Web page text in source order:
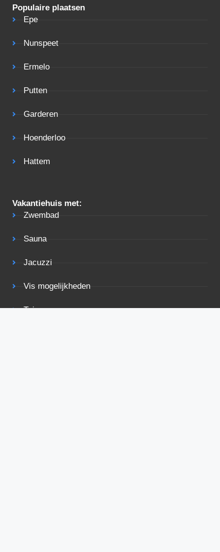
Populaire plaatsen
Epe
Nunspeet
Ermelo
Putten
Garderen
Hoenderloo
Hattem
Vakantiehuis met:
Zwembad
Sauna
Jacuzzi
Vis mogelijkheden
Tuin